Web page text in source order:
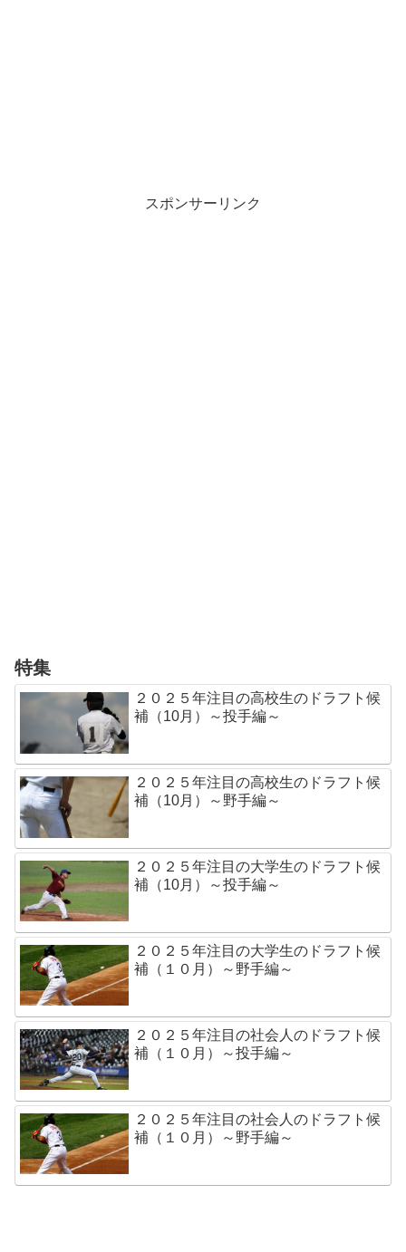
スポンサーリンク
特集
２０２５年注目の高校生のドラフト候
補（10月）～投手編～
２０２５年注目の高校生のドラフト候
補（10月）～野手編～
２０２５年注目の大学生のドラフト候
補（10月）～投手編～
２０２５年注目の大学生のドラフト候
補（１０月）～野手編～
２０２５年注目の社会人のドラフト候
補（１０月）～投手編～
２０２５年注目の社会人のドラフト候
補（１０月）～野手編～